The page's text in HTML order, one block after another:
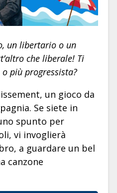
un libertario o un
che liberale! Ti
più progressista?
un gioco da
Se siete in
spunto per
vi invoglierà
a guardare un bel
canzone